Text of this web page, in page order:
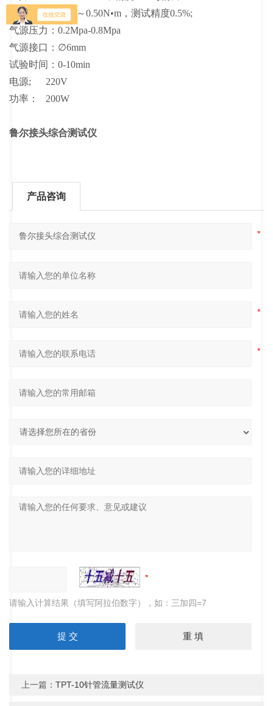
扭矩： 0.01N•m～0.50N•m ，测试精度0.5%;
气源压力：0.2Mpa-0.8Mpa
气源接口：∅6mm
试验时间：0-10min
电源; 220V
功率： 200W
鲁尔接头综合测试仪
产品咨询
请输入计算结果（填写阿拉伯数字），如：三加四=7
上一篇：TPT-10针管流量测试仪